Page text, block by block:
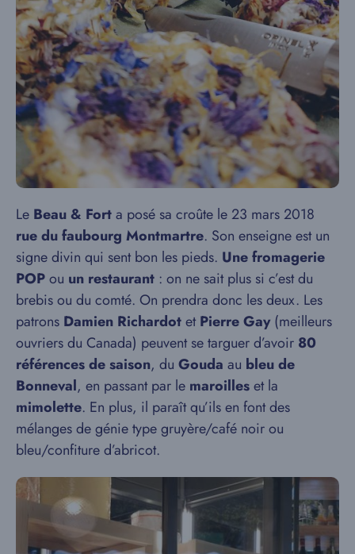
Le Beau & Forta posé sa croûte le 23 mars 2018
rue du faubourg Montmartre. Son enseigne est un
signe divin qui sent bon les pieds. Une fromagerie
POPou un restaurant : on ne sait plus si c’est du
brebis ou du comté. On prendra donc les deux. Les
patrons Damien RichardotetPierre Gay (meilleurs
ouvriers du Canada) peuvent se targuer d’avoir 80
références de saison, du Gouda au bleu de
Bonneval, en passant par le maroilleset la
mimolette. En plus, il paraît qu’ils en font des
mélanges de génie type gruyère/café noir ou
bleu/confiture d’abricot.